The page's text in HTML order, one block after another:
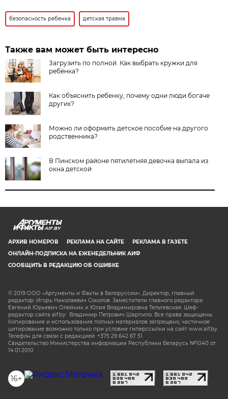
безопасность ребенка детская травма
Также вам может быть интересно
Загрузить по полной. Как выбрать кружки для
ребёнка?
Как объяснить ребенку, почему одни люди богаче
других?
Можно ли оформить детское пособие на другого
родственника?
В Пинском районе пятилетняя девочка выпала из
окна детской
AIF.BY
АРХИВ НОМЕРОВ РЕКЛАМА НА САЙТЕ
РЕКЛАМА В ГАЗЕТЕ
ОНЛАЙН-ПОДПИСКА НА ЕЖЕНЕДЕЛЬНИК АИФ
СООБЩИТЬ В РЕДАКЦИЮ ОБ ОШИБКЕ
© 2019 ООО «Аргументы и Факты в Белоруссии». Директор, главный
редактор: Игорь Николаевич Соколов. Заместители главного редактора:
Евгений Юрьевич Олейник и Юлия Владимировна Тельтевская. Шеф-
редактор сайта aif.by: Владимир Петрович Шарпило. Все права защищены.
Копирование и использование полных материалов запрещено, частичное
цитирование возможно только при условии гиперссылки на сайт www.aif.by.
Телефон для связи с редакцией: +375 29 642 67 51.
Свидетельство Министерства информации Республики Беларусь №1040 от
14.01.2010
16+